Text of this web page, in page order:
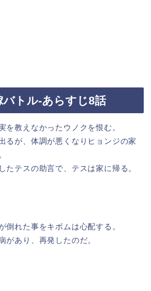
バトル-あらすじ8話
を教えなかったウノクを恨む。
るが、体調が悪くなりヒョンジの家
たテスの助言で、テスは家に帰る。
倒れた事をキボムは心配する。
があり、再発したのだ。